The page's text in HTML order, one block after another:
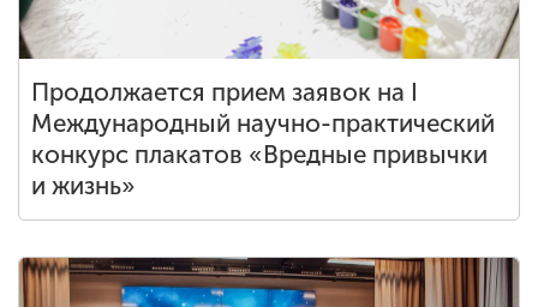
Продолжается прием заявок на I
Международный научно-практический
конкурс плакатов «Вредные привычки
и жизнь»